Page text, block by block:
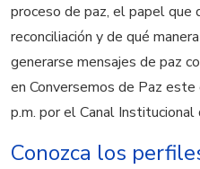
proceso de paz, el papel que
reconciliación y de qué
generarse mensajes de paz
en Conversemos de Paz
p.m. por el Canal Institucional
Conozca los